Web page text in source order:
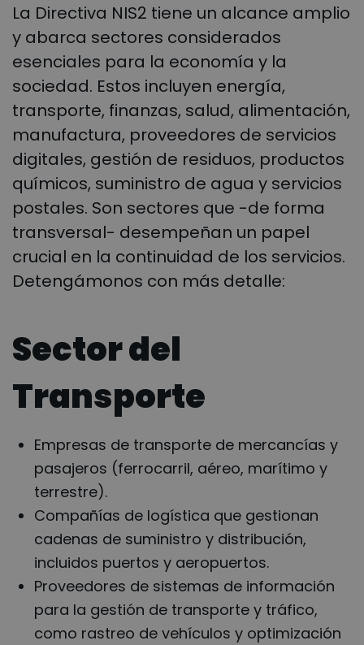
La Directiva NIS2 tiene un alcance amplio
y abarca sectores considerados
esenciales para la economía y la
sociedad. Estos incluyen energía,
transporte, finanzas, salud, alimentación,
manufactura, proveedores de servicios
digitales, gestión de residuos, productos
químicos, suministro de agua y servicios
postales. Son sectores que -de forma
transversal- desempeñan un papel
crucial en la continuidad de los servicios.
Detengámonos con más detalle:
Sector del
Transporte
Empresas de transporte de mercancías y
pasajeros (ferrocarril, aéreo, marítimo y
terrestre).
Compañías de logística que gestionan
cadenas de suministro y distribución,
incluidos puertos y aeropuertos.
Proveedores de sistemas de información
para la gestión de transporte y tráfico,
como rastreo de vehículos y optimización